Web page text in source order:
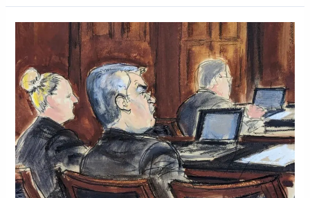
JOH
entro
en
su
etapa
final